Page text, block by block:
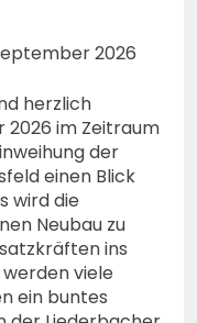
2026
herzlich
2026 im Zeitraum
der
einen Blick
wird die
Neubau zu
ins
viele
ein buntes